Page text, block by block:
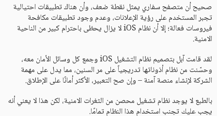
صحيح أن متصفح سفاري يمثل نقطة ضعف، وأن هناك تطبيقات احتيالية
تجبر المستخدم على رؤية الإعلانات، وعدم وجود تطبيقات مكافحة
فيروسات فعالة؛ إلا أن نظام iOS لا يزال يحظى باحترام كبير من الناحية
الامنية.
لقد قامت آبل بتصميم نظام التشغيل iOS وجمع كل وسائل الأمان معه،
وحسّنت من نظام أذوناتها تدريجياً على مر السنين، مما يدل على مهمة
الشركة لإنشاء منصة آمنة – وإن صح التعبير، الأكثر أمانًا على الإطلاق.
بالطبع لا يوجد نظام تشغيل محصن من الثغرات الامنية، لكن هذا لا يعني أنه
يجب عليك تجنب استخدام هذا النظام تمامًا.